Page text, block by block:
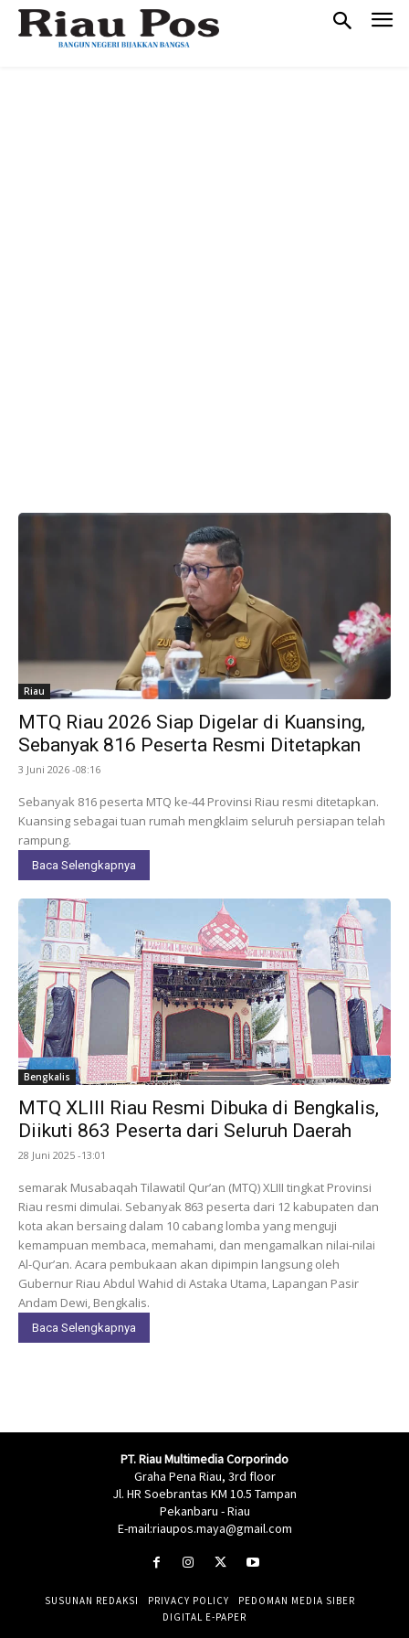
Riau
MTQ Riau 2026 Siap Digelar di Kuansing,
Sebanyak 816 Peserta Resmi Ditetapkan
3 Juni 2026 -08:16
Sebanyak 816 peserta MTQ ke-44 Provinsi Riau resmi ditetapkan.
Kuansing sebagai tuan rumah mengklaim seluruh persiapan telah
rampung.
Baca Selengkapnya
Bengkalis
MTQ XLIII Riau Resmi Dibuka di Bengkalis,
Diikuti 863 Peserta dari Seluruh Daerah
28 Juni 2025 -13:01
semarak Musabaqah Tilawatil Qur’an (MTQ) XLIII tingkat Provinsi
Riau resmi dimulai. Sebanyak 863 peserta dari 12 kabupaten dan
kota akan bersaing dalam 10 cabang lomba yang menguji
kemampuan membaca, memahami, dan mengamalkan nilai-nilai
Al-Qur’an. Acara pembukaan akan dipimpin langsung oleh
Gubernur Riau Abdul Wahid di Astaka Utama, Lapangan Pasir
Andam Dewi, Bengkalis.
Baca Selengkapnya
PT. Riau Multimedia Corporindo
Graha Pena Riau, 3rd floor
Jl. HR Soebrantas KM 10.5 Tampan
Pekanbaru - Riau
E-mail:riaupos.maya@gmail.com
SUSUNAN REDAKSI PRIVACY POLICY
PEDOMAN MEDIA SIBER
DIGITAL E-PAPER